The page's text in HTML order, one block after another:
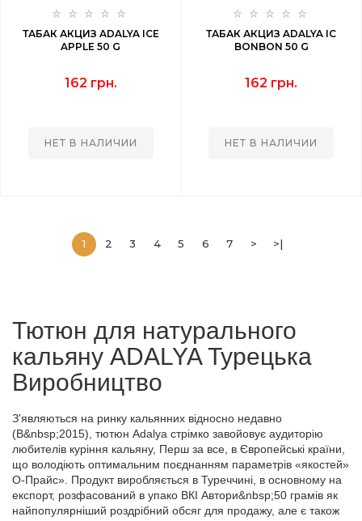
ТАБАК АКЦИЗ ADALYA ICE
APPLE 50 G
162 грн.
НЕТ В НАЛИЧИИ
ТАБАК АКЦИЗ ADALYA IC
BONBON 50 G
162 грн.
НЕТ В НАЛИЧИИ
1 2 3 4 5 6 7 > >|
Тютюн для натурального
кальяну ADALYAТурецька
Виробництво
З'являються на ринку кальянних відносно недавно
(B&nbsp;2015), тютюн Adalya стрімко завойовує аудиторію
любителів куріння кальяну, Перш за все, в Європейські країни,
що володіють оптимальним поєднанням параметрів «якостей»
О-Прайс». Продукт виробляється в Туреччині, в основному на
експорт, розфасований в упако ВКІ Автори&nbsp;50 грамів як
найпопулярніший роздрібний обсяг для продажу, але є також